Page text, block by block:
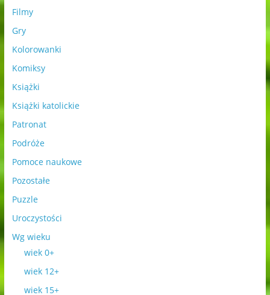
Filmy
Gry
Kolorowanki
Komiksy
Książki
Książki katolickie
Patronat
Podróże
Pomoce naukowe
Pozostałe
Puzzle
Uroczystości
Wg wieku
wiek 0+
wiek 12+
wiek 15+